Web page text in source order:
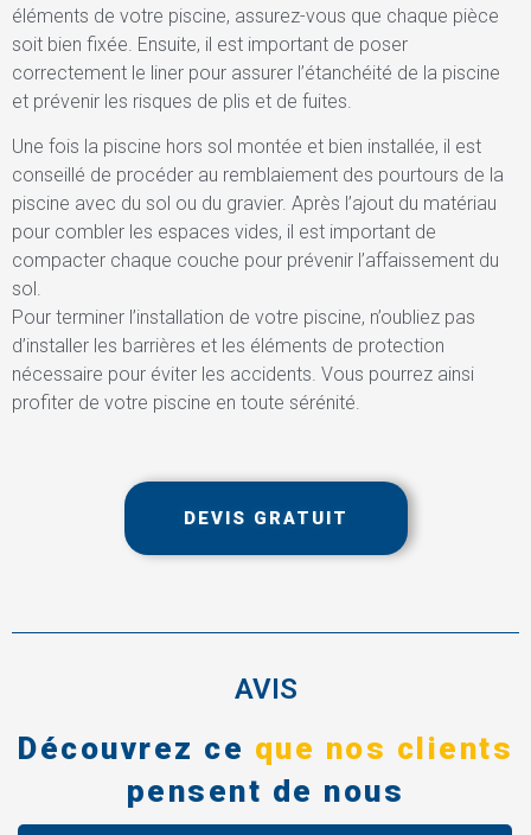
éléments de votre piscine, assurez-vous que chaque pièce
soit bien fixée. Ensuite, il est important de poser
correctement le liner pour assurer l’étanchéité de la piscine
et prévenir les risques de plis et de fuites.
Une fois la piscine hors sol montée et bien installée, il est
conseillé de procéder au remblaiement des pourtours de la
piscine avec du sol ou du gravier. Après l’ajout du matériau
pour combler les espaces vides, il est important de
compacter chaque couche pour prévenir l’affaissement du
sol.
Pour terminer l’installation de votre piscine, n’oubliez pas
d’installer les barrières et les éléments de protection
nécessaire pour éviter les accidents. Vous pourrez ainsi
profiter de votre piscine en toute sérénité.
DEVIS GRATUIT
AVIS
Découvrez ce que nos clients
pensent de nous